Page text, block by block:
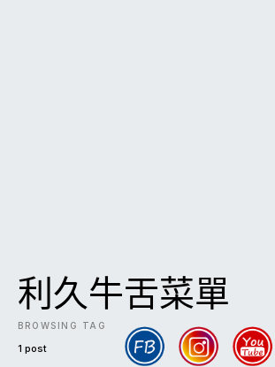
利久牛舌菜單
BROWSING TAG
1 post